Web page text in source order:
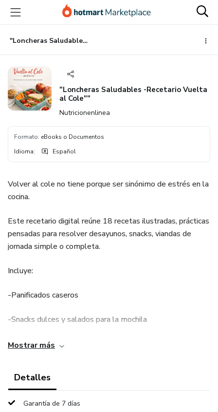
principal
página
de
página
"Loncheras Saludables -Recetario Vuelta al Cole""
"Loncheras Saludables -Recetario Vuelta
al Cole""
Nutricionenlinea
Formato: eBooks o Documentos
Idioma: Español
Volver al cole no tiene porque ser sinónimo de estrés en la
cocina.
Este recetario digital reúne 18 recetas ilustradas, prácticas
pensadas para resolver desayunos, snacks, viandas de
jornada simple o completa.
Incluye:
-Panificados caseros
-Snacks dulces y salados para la mochila
-Mini almuerzos completos
-Paso a paso claro
Mostrar más
Detalles
Garantía de 7 días